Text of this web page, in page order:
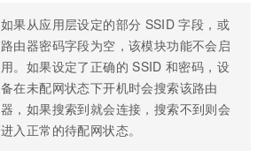
如果从应用层设定的部分 SSID 字段，或
路由器密码字段为空，该模块功能不会启
用。如果设定了正确的 SSID 和密码，设
备在未配网状态下开机时会搜索该路由
器，如果搜索到就会连接，搜索不到则会
进入正常的待配网状态。